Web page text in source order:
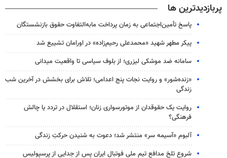
پربازدیدترین ها
پاسخ تأمین‌اجتماعی به زمان پرداخت مابه‌التفاوت حقوق بازنشستگان
پیکر مطهر شهید «محمدعلی رحیم‌زاده» در اورامان تشییع شد
سامانه ضد موشکی لیزری؛ از بلوف سیاسی تا واقعیت میدانی
«زنده‌شور» و روایت نجات پنج اعدامی؛ تلاش برای بخشش در آخرین شب
زندگی
روایت یک حقوقدان از موتورسواری زنان؛ استقلال در تردد یا چالش
فرهنگی؟
آلبوم «آسیمه سر» منتشر شد؛ دعوت به شنیدن حرکتِ زندگی
شروع تلخ مدافع تیم ملی فوتبال ایران پس از جدایی از پرسپولیس